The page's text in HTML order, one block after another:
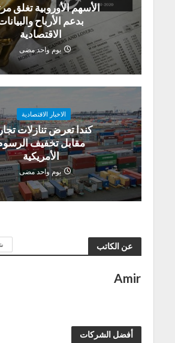
الأسهم الأوروبية تغلق
بدعم الأرباح
الاقتصادية
يوم واحد مضى
الاخبار الاقتصادية
كندا تعرض تنازلات
مقابل تخفيف
الأمريكية
يوم واحد مضى
عن الكاتب
Amir
أفضل الشركات